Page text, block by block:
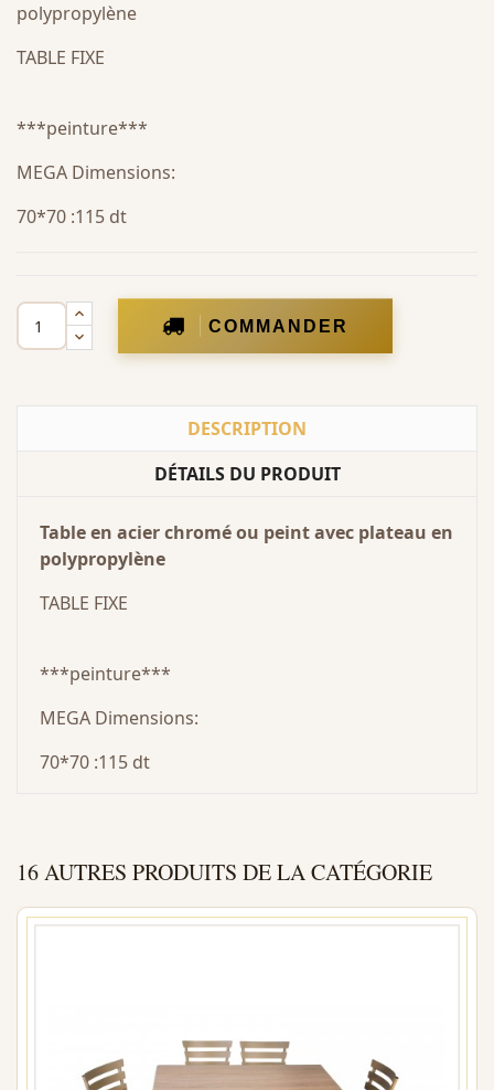
polypropylène
TABLE FIXE
***peinture***
MEGA Dimensions:
70*70 :115 dt
COMMANDER
DESCRIPTION
DÉTAILS DU PRODUIT
Table en acier chromé ou peint avec plateau en
polypropylène
TABLE FIXE
***peinture***
MEGA Dimensions:
70*70 :115 dt
16 AUTRES PRODUITS DE LA CATÉGORIE